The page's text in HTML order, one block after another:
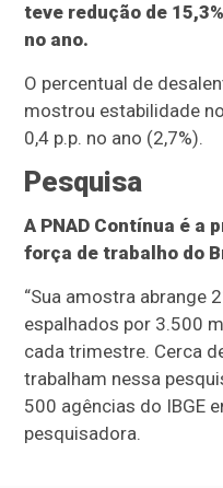
teve redução de
no ano.
O percentual de
mostrou estabilidade
0,4 p.p. no ano (2,7%).
Pesquisa
A PNAD Contínua é a
força de trabalho do
“Sua amostra abrange
espalhados por 3.500
cada trimestre. Cerca
trabalham nessa
500 agências do IBGE
pesquisadora.